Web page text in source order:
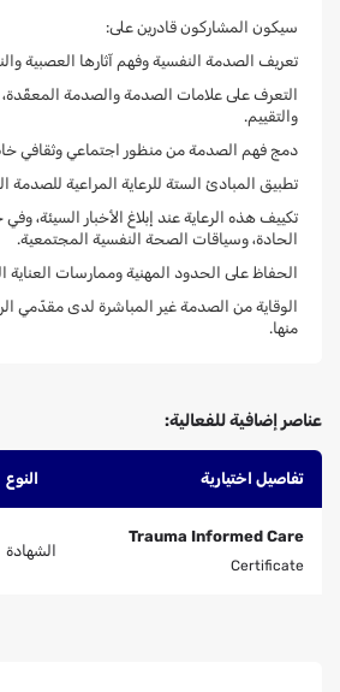
سيكون المشاركون قادرين على:
تعريف الصدمة النفسية وفهم آثارها العصبية
التعرف على علامات الصدمة والصدمة
والتقييم.
دمج فهم الصدمة من منظور اجتماعي وثقافي
تطبيق المبادئ الستة للرعاية المراعية للصدمة
تكييف هذه الرعاية عند إبلاغ الأخبار السيئة،
الحادة، وسياقات الصحة النفسية المجتمعية.
الحفاظ على الحدود المهنية وممارسات العناية
الوقاية من الصدمة غير المباشرة لدى مقدّمي
منها.
عناصر إضافية للفعالية:
تفاصيل اختيارية النوع
Trauma Informed Care
Certificate
الشهادة